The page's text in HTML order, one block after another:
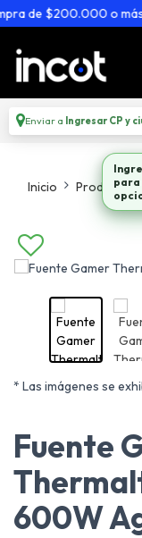
de $200.000 o más!
Enviar a Ingresar CP y
Inicio Productos
* Las imágenes se
Fuente
600W